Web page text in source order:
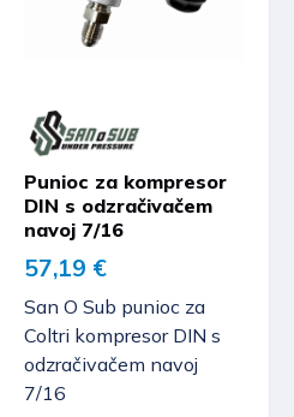
Punioc za kompresor
DIN s odzračivačem
navoj 7/16
57,19 €
San O Sub punioc za
Coltri kompresor DIN s
odzračivačem navoj
7/16